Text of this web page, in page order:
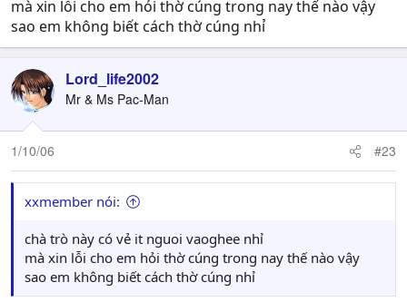
mà xin lỗi cho em hỏi thờ cúng trong nay thế nào vậy
sao em không biết cách thờ cúng nhỉ
Lord_life2002
Mr & Ms Pac-Man
1/10/06 #23
xxmember nói:
chà trò này có vẻ it nguoi vaoghee nhỉ
mà xin lỗi cho em hỏi thờ cúng trong nay thế nào vậy
sao em không biết cách thờ cúng nhỉ